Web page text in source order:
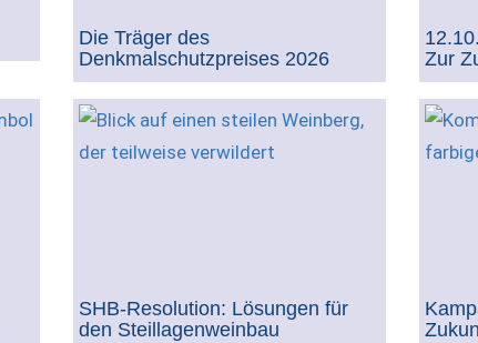
Die Träger des
Denkmalschutzpreises 2026
Zur
SHB-Resolution: Lösungen für
den Steillagenweinbau